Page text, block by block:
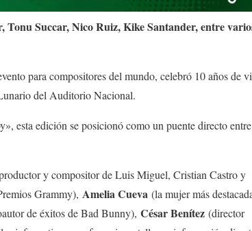
Succar, Nico Ruiz, Kike Santander, entre
para compositores del mundo, celebró 10 años de
del Auditorio Nacional.
esta edición se posicionó como un puente directo entre
y compositor de Luis Miguel, Cristian Castro y
Grammy), Amelia Cueva (la mujer más
de éxitos de Bad Bunny), César Benítez (director